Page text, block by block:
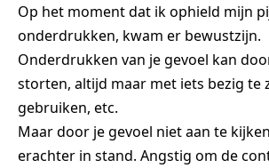
Op het moment dat ik ophield mijn
onderdrukken, kwam er bewustzijn.
Onderdrukken van je gevoel kan
storten, altijd maar met iets bezig te
gebruiken, etc.
Maar door je gevoel niet aan te
erachter in stand. Angstig om de